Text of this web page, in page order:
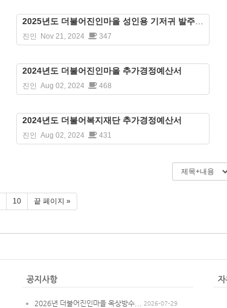
2025년도 더불어진인마을 성인용 기저귀 발주계획 공고
진인 Nov 21, 2024 347
2024년도 더불어진인마을 추가경정예산서
진인 Aug 02, 2024 468
2024년도 더불어복지재단 추가경정예산서
진인 Aug 02, 2024 431
10 끝 페이지 »
2026년 더불어진인마을 옥상방수... 2026-07-29